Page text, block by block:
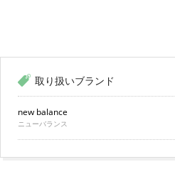
取り扱いブランド
new balance
ニューバランス